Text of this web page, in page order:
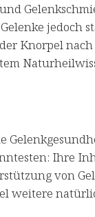
jedoch
Knorpel
Ihre
von
weitere